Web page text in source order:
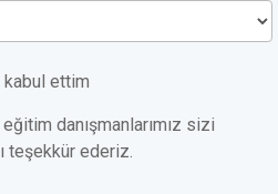
kabul ettim
danışmanlarımız sizi
teşekkür ederiz.